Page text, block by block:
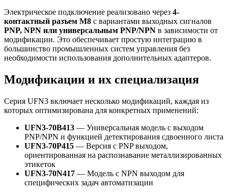
Электрическое подключение реализовано через 4-
контактный разъем M8 с вариантами выходных сигналов
PNP, NPN или универсальным PNP/NPN в зависимости от
модификации. Это обеспечивает простую интеграцию в
большинство промышленных систем управления без
необходимости использования дополнительных адаптеров.
Модификации и их специализация
Серия UFN3 включает несколько модификаций, каждая из
которых оптимизирована для конкретных применений:
UFN3-70B413 — Универсальная модель с выходом
PNP/NPN и функцией детектирования сдвоенного листа
UFN3-70P415 — Версия с PNP выходом,
ориентированная на распознавание металлизированных
этикеток
UFN3-70N417 — Модель с NPN выходом для
специфических задач автоматизации